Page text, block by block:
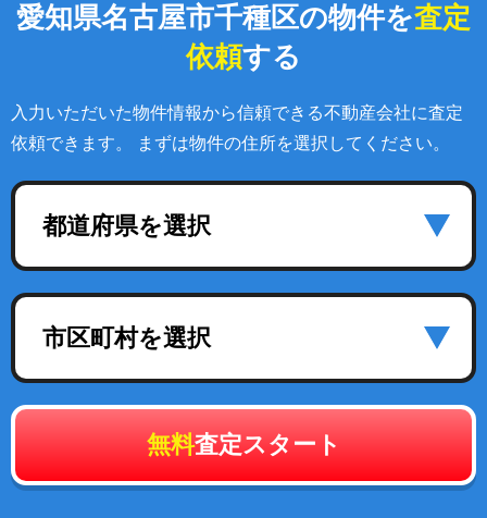
愛知県名古屋市千種区の物件を査定
依頼する
入力いただいた物件情報から信頼できる不動産会社に査定
依頼できます。 まずは物件の住所を選択してください。
都道府県を選択
市区町村を選択
無料査定スタート